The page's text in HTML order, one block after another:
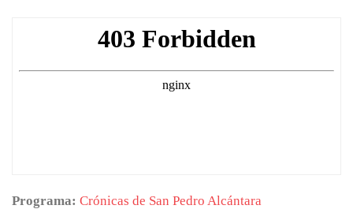
Programa: Crónicas de San Pedro Alcántara